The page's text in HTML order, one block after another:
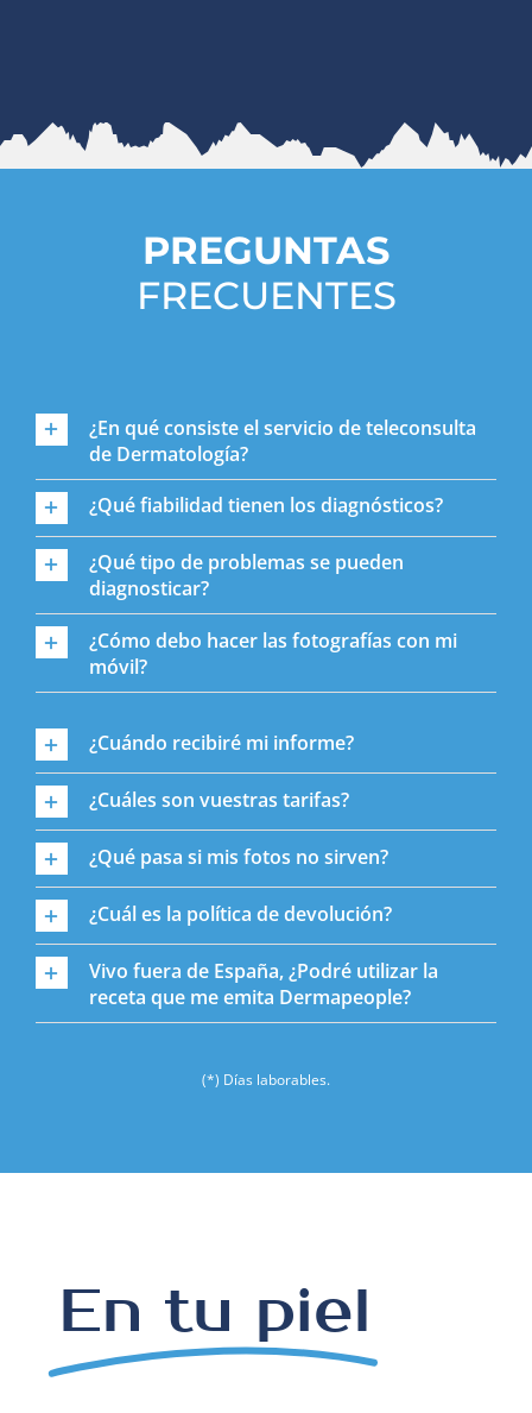
PREGUNTAS
FRECUENTES
¿En qué consiste el servicio de teleconsulta
de Dermatología?
¿Qué fiabilidad tienen los diagnósticos?
¿Qué tipo de problemas se pueden
diagnosticar?
¿Cómo debo hacer las fotografías con mi
móvil?
¿Cuándo recibiré mi informe?
¿Cuáles son vuestras tarifas?
¿Qué pasa si mis fotos no sirven?
¿Cuál es la política de devolución?
Vivo fuera de España, ¿Podré utilizar la
receta que me emita Dermapeople?
(*) Días laborables.
En tu piel